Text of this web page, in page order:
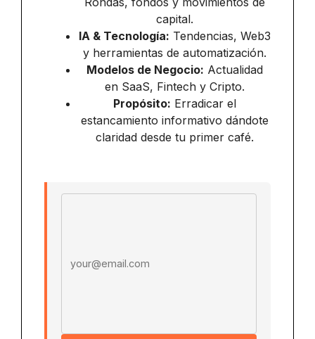
capital.
IA & Tecnología: Tendencias, Web3
y herramientas de automatización.
Modelos de Negocio: Actualidad
en SaaS, Fintech y Cripto.
Propósito: Erradicar el
estancamiento informativo dándote
claridad desde tu primer café.